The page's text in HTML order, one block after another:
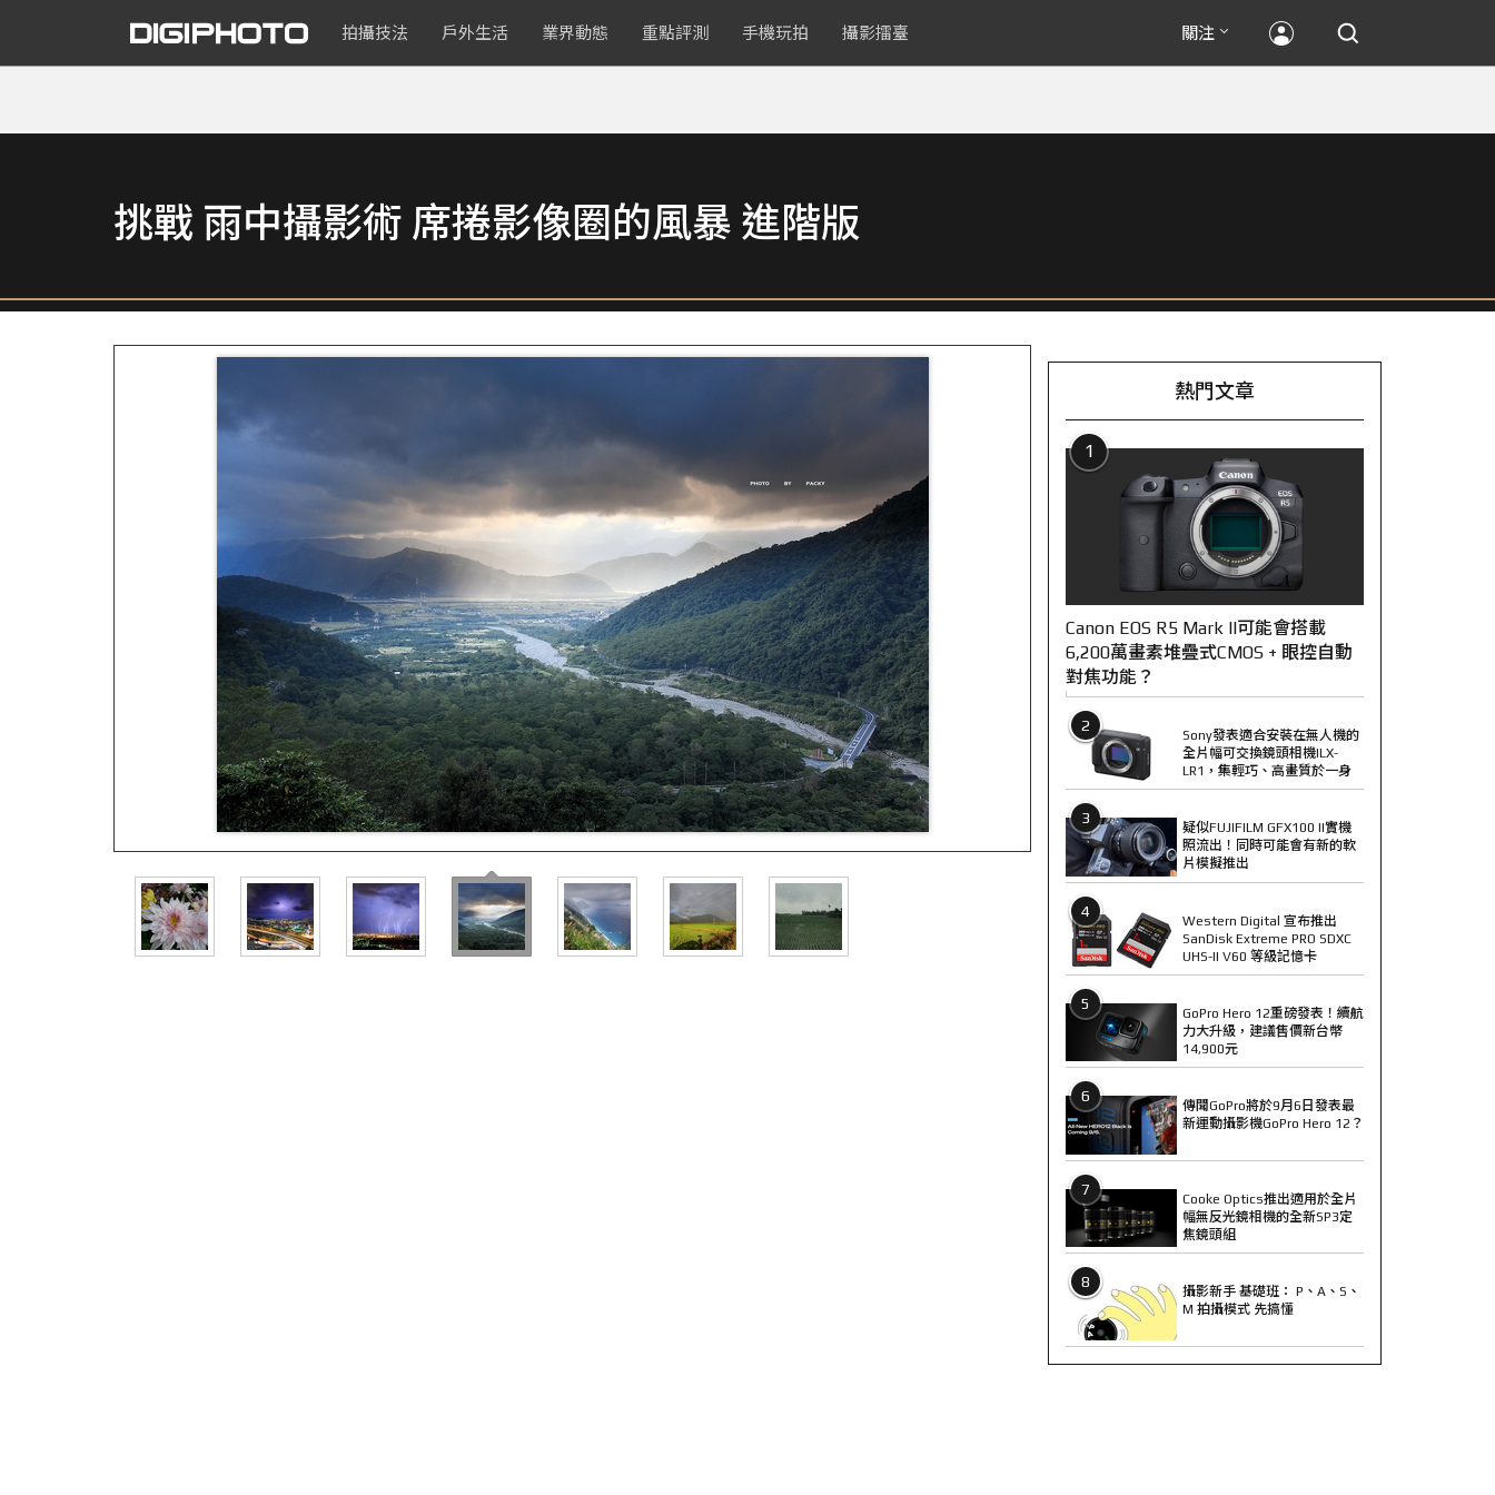
拍攝技法 戶外生活 業界動態 重點評測 手機玩拍 攝影擂臺 關注
挑戰 雨中攝影術 席捲影像圈的風暴 進階版
熱門文章
1
Canon EOS R5 Mark II可能會搭載
6,200萬畫素堆疊式CMOS + 眼控自動
對焦功能？
2
Sony發表適合安裝在無人機的
全片幅可交換鏡頭相機ILX-
LR1，集輕巧、高畫質於一身
3
疑似FUJIFILM GFX100 II實機
照流出！同時可能會有新的軟
片模擬推出
4
Western Digital 宣布推出
SanDisk Extreme PRO SDXC
UHS-II V60 等級記憶卡
5
GoPro Hero 12重磅發表！續航
力大升級，建議售價新台幣
14,900元
6
傳聞GoPro將於9月6日發表最
新運動攝影機GoPro Hero 12？
7
Cooke Optics推出適用於全片
幅無反光鏡相機的全新SP3定
焦鏡頭組
8
攝影新手 基礎班： P、A、S、
M 拍攝模式 先搞懂